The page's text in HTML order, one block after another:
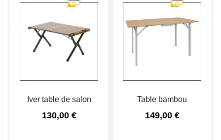
Iver table de salon
Prix
130,00 €
Table bambou
Prix
149,00 €